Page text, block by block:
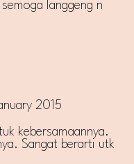
langgeng n
2015
kebersamaannya.
Sangat berarti utk